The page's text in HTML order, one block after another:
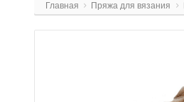
Главная Пряжа для вязания